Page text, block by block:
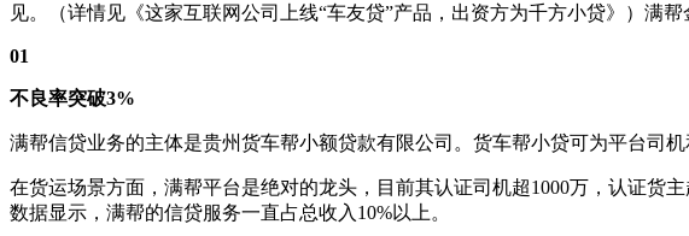
见。（详情见《这家互联网公司上线“车友贷”产品，出资方为千方小贷》）满
01
不良率突破3%
满帮信贷业务的主体是贵州货车帮小额贷款有限公司。货车帮小贷可为平台司
在货运场景方面，满帮平台是绝对的龙头，目前其认证司机超1000万，认证货
数据显示，满帮的信贷服务一直占总收入10%以上。